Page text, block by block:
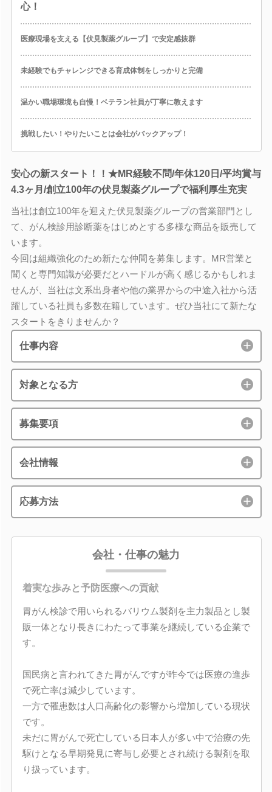
心！
医療現場を支える【伏見製薬グループ】で安定感抜群
未経験でもチャレンジできる育成体制をしっかりと完備
温かい職場環境も自慢！ベテラン社員が丁寧に教えます
挑戦したい！やりたいことは会社がバックアップ！
安心の新スタート！！★MR経験不問/年休120日/平均賞与
4.3ヶ月/創立100年の伏見製薬グループで福利厚生充実
当社は創立100年を迎えた伏見製薬グループの営業部門とし
て、がん検診用診断薬をはじめとする多様な商品を販売して
います。
今回は組織強化のため新たな仲間を募集します。MR営業と
聞くと専門知識が必要だとハードルが高く感じるかもしれま
せんが、当社は文系出身者や他の業界からの中途入社から活
躍している社員も多数在籍しています。ぜひ当社にて新たな
スタートをきりませんか？
仕事内容
対象となる方
募集要項
会社情報
応募方法
会社・仕事の魅力
着実な歩みと予防医療への貢献
胃がん検診で用いられるバリウム製剤を主力製品とし製
販一体となり長きにわたって事業を継続している企業で
す。
国民病と言われてきた胃がんですが昨今では医療の進歩
で死亡率は減少しています。
一方で罹患数は人口高齢化の影響から増加している現状
です。
未だに胃がんで死亡している日本人が多い中で治療の先
駆けとなる早期発見に寄与し必要とされ続ける製剤を取
り扱っています。